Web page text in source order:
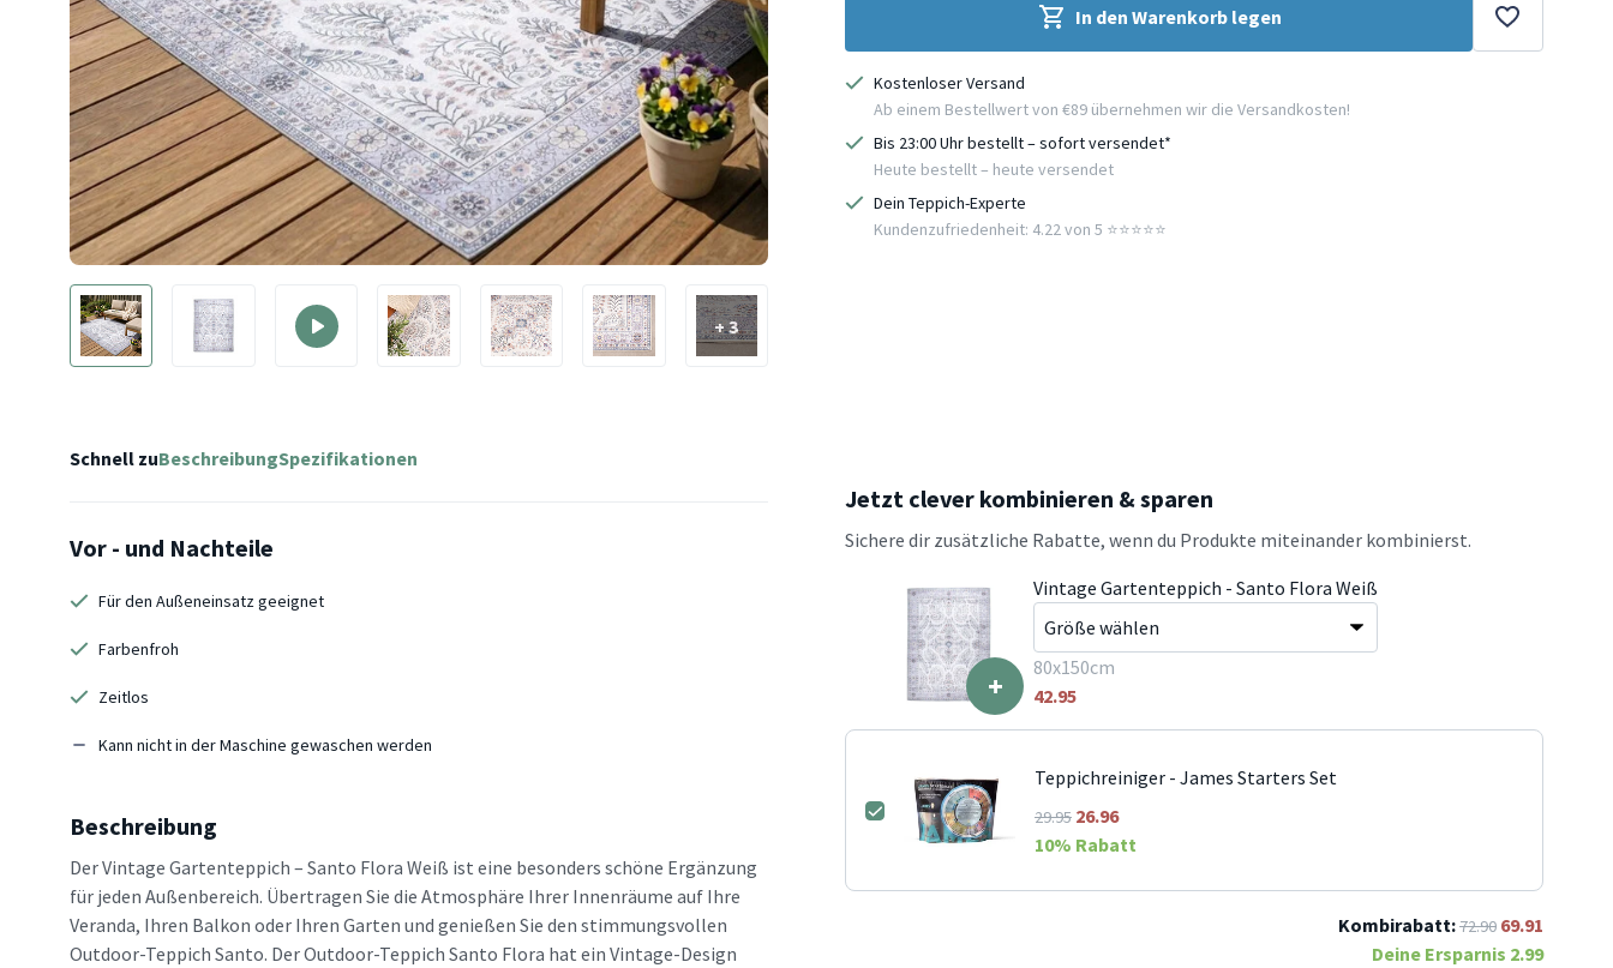
+ 3
In den Warenkorb legen
Kostenloser Versand
Ab einem Bestellwert von €89 übernehmen wir die Versandkosten!
Bis 23:00 Uhr bestellt – sofort versendet*
Heute bestellt – heute versendet
Dein Teppich-Experte
Kundenzufriedenheit: 4.22 von 5 ⭐️⭐️⭐️⭐️⭐️
Schnell zuBeschreibungSpezifikationen
Vor - und Nachteile
Für den Außeneinsatz geeignet
Farbenfroh
Zeitlos
Kann nicht in der Maschine gewaschen werden
Beschreibung
Der Vintage Gartenteppich – Santo Flora Weiß ist eine besonders schöne Ergänzung
für jeden Außenbereich. Übertragen Sie die Atmosphäre Ihrer Innenräume auf Ihre
Veranda, Ihren Balkon oder Ihren Garten und genießen Sie den stimmungsvollen
Outdoor-Teppich Santo. Der Outdoor-Teppich Santo Flora hat ein Vintage-Design
Jetzt clever kombinieren & sparen
Sichere dir zusätzliche Rabatte, wenn du Produkte miteinander kombinierst.
+
Vintage Gartenteppich - Santo Flora Weiß
80x150cm
42.95
Teppichreiniger - James Starters Set
29.95 26.96
10% Rabatt
Kombirabatt:72.90 69.91
Deine Ersparnis 2.99